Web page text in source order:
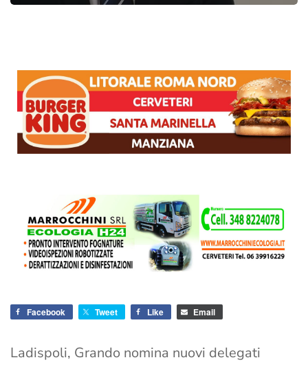
Facebook Tweet Like Email
Ladispoli, Grando nomina nuovi delegati